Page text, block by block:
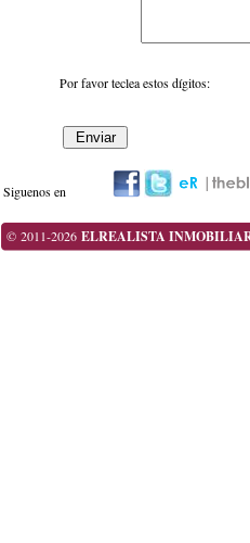
Por favor teclea estos dígitos:
Siguenos en
© 2011-2026 ELREALISTA